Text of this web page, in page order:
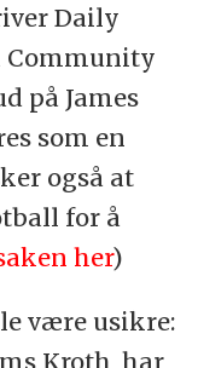
Daily
Community
på James
som en
også at
for å
her)
være usikre:
Kroth, har